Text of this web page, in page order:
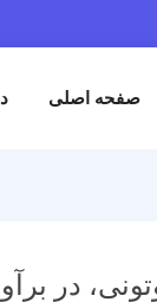
صفحه اصلی
در